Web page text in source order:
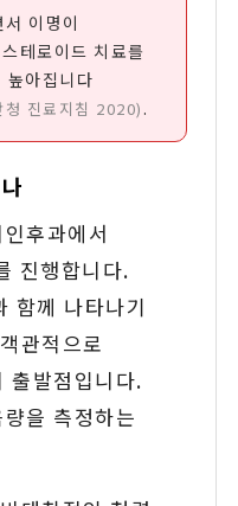
이명이
테로이드 치료를
높아집니다
청 진료지침 2020) .
후과에서
진행합니다.
함께 나타나기
관적으로
출발점입니다.
을 측정하는